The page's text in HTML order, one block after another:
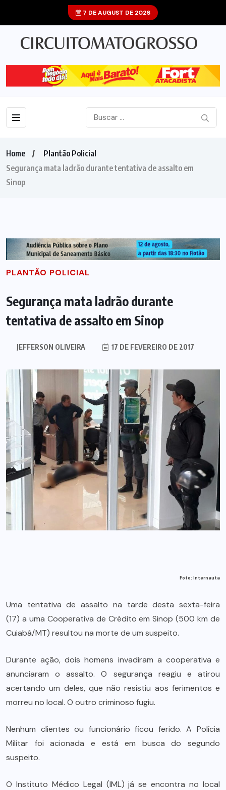
7 DE AUGUST DE 2026
Home
Plantão Policial
Segurança mata ladrão durante tentativa de assalto em
Sinop
PLANTÃO POLICIAL
Segurança mata ladrão durante
tentativa de assalto em Sinop
JEFFERSON OLIVEIRA 17 DE FEVEREIRO DE 2017
Foto: Internauta
Uma tentativa de assalto na tarde desta sexta-feira
(17) a uma Cooperativa de Crédito em Sinop (500 km de
Cuiabá/MT) resultou na morte de um suspeito.
Durante ação, dois homens invadiram a cooperativa e
anunciaram o assalto. O segurança reagiu e atirou
acertando um deles, que não resistiu aos ferimentos e
morreu no local. O outro criminoso fugiu.
Nenhum clientes ou funcionário ficou ferido. A Polícia
Militar foi acionada e está em busca do segundo
suspeito.
O Instituto Médico Legal (IML) já se encontra no local